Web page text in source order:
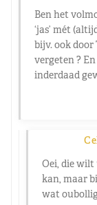
Ben het
‘jas’ mét
bijv. ook door
vergeten ?
inderdaad
Oei, die
kan, maar
wat